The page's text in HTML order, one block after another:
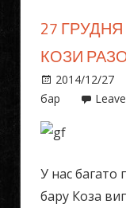
27
КОЗИ
2014/12/27
бар
У нас багато
бару Коза